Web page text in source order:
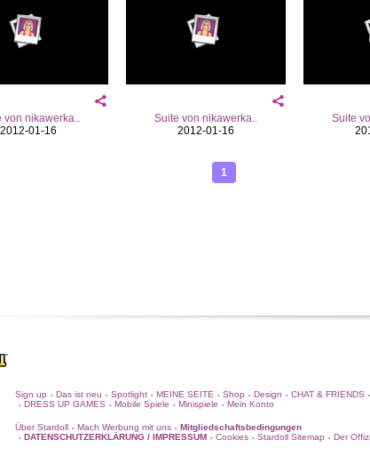
von nikawerka..
2012-01-16
Suite von nikawerka..
2012-01-16
Suite
1
Sign up • Das ist neu • Spotlight • MEINE SEITE • Shop • Design • CHAT & FRIENDS •
• DRESS UP GAMES • Mobile Spiele • Minispiele • Mein Konto
Über Stardoll • Mach Werbung mit uns • Mitgliedschaftsbedingungen
• DATENSCHUTZERKLÄRUNG / IMPRESSUM • Cookies • Stardoll Sitemap • Der